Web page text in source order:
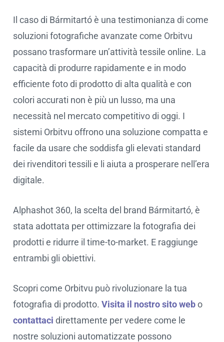
Il caso di Bármitartó è una testimonianza di come
soluzioni fotografiche avanzate come Orbitvu
possano trasformare un’attività tessile online. La
capacità di produrre rapidamente e in modo
efficiente foto di prodotto di alta qualità e con
colori accurati non è più un lusso, ma una
necessità nel mercato competitivo di oggi. I
sistemi Orbitvu offrono una soluzione compatta e
facile da usare che soddisfa gli elevati standard
dei rivenditori tessili e li aiuta a prosperare nell’era
digitale.
Alphashot 360, la scelta del brand Bármitartó, è
stata adottata per ottimizzare la fotografia dei
prodotti e ridurre il time-to-market. E raggiunge
entrambi gli obiettivi.
Scopri come Orbitvu può rivoluzionare la tua
fotografia di prodotto. Visita il nostro sito webo
contattaci direttamente per vedere come le
nostre soluzioni automatizzate possono